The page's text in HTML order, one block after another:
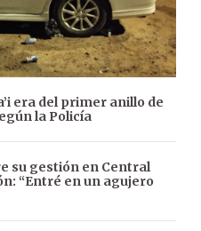
era del primer anillo de
la Policía
su gestión en Central
“Entré en un agujero